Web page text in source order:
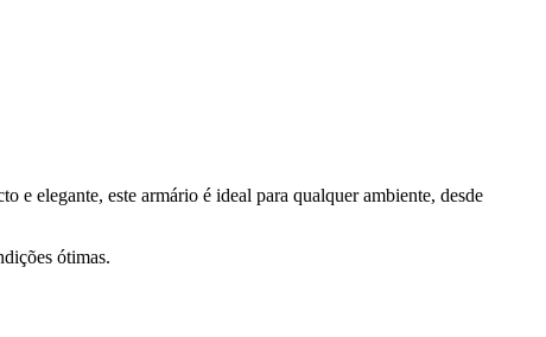
e elegante, este armário é ideal para qualquer ambiente, desde
ótimas.